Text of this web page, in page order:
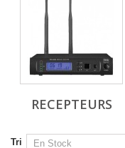
RECEPTEURS
Tri